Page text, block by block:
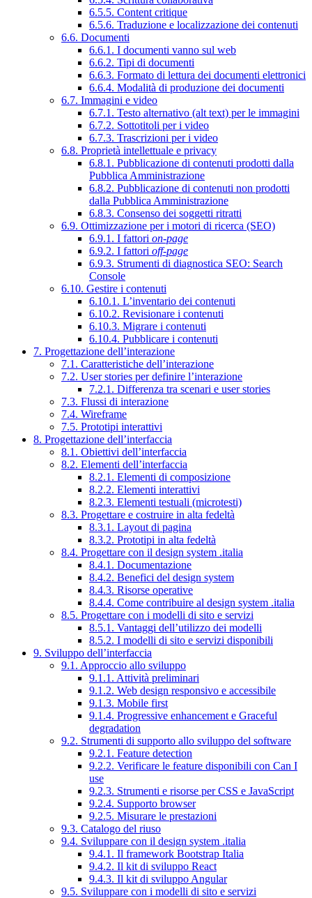
6.5.5. Content critique
6.5.6. Traduzione e localizzazione dei contenuti
6.6. Documenti
6.6.1. I documenti vanno sul web
6.6.2. Tipi di documenti
6.6.3. Formato di lettura dei documenti elettronici
6.6.4. Modalità di produzione dei documenti
6.7. Immagini e video
6.7.1. Testo alternativo (alt text) per le immagini
6.7.2. Sottotitoli per i video
6.7.3. Trascrizioni per i video
6.8. Proprietà intellettuale e privacy
6.8.1. Pubblicazione di contenuti prodotti dalla
Pubblica Amministrazione
6.8.2. Pubblicazione di contenuti non prodotti
dalla Pubblica Amministrazione
6.8.3. Consenso dei soggetti ritratti
6.9. Ottimizzazione per i motori di ricerca (SEO)
6.9.1. I fattori on-page
6.9.2. I fattori off-page
6.9.3. Strumenti di diagnostica SEO: Search
Console
6.10. Gestire i contenuti
6.10.1. L’inventario dei contenuti
6.10.2. Revisionare i contenuti
6.10.3. Migrare i contenuti
6.10.4. Pubblicare i contenuti
7. Progettazione dell’interazione
7.1. Caratteristiche dell’interazione
7.2. User stories per definire l’interazione
7.2.1. Differenza tra scenari e user stories
7.3. Flussi di interazione
7.4. Wireframe
7.5. Prototipi interattivi
8. Progettazione dell’interfaccia
8.1. Obiettivi dell’interfaccia
8.2. Elementi dell’interfaccia
8.2.1. Elementi di composizione
8.2.2. Elementi interattivi
8.2.3. Elementi testuali (microtesti)
8.3. Progettare e costruire in alta fedeltà
8.3.1. Layout di pagina
8.3.2. Prototipi in alta fedeltà
8.4. Progettare con il design system .italia
8.4.1. Documentazione
8.4.2. Benefici del design system
8.4.3. Risorse operative
8.4.4. Come contribuire al design system .italia
8.5. Progettare con i modelli di sito e servizi
8.5.1. Vantaggi dell’utilizzo dei modelli
8.5.2. I modelli di sito e servizi disponibili
9. Sviluppo dell’interfaccia
9.1. Approccio allo sviluppo
9.1.1. Attività preliminari
9.1.2. Web design responsivo e accessibile
9.1.3. Mobile first
9.1.4. Progressive enhancement e Graceful
degradation
9.2. Strumenti di supporto allo sviluppo del software
9.2.1. Feature detection
9.2.2. Verificare le feature disponibili con Can I
use
9.2.3. Strumenti e risorse per CSS e JavaScript
9.2.4. Supporto browser
9.2.5. Misurare le prestazioni
9.3. Catalogo del riuso
9.4. Sviluppare con il design system .italia
9.4.1. Il framework Bootstrap Italia
9.4.2. Il kit di sviluppo React
9.4.3. Il kit di sviluppo Angular
9.5. Sviluppare con i modelli di sito e servizi